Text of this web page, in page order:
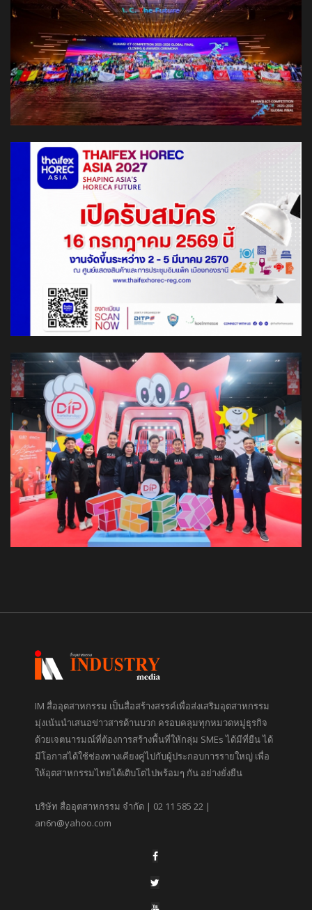
IM สื่ออุตสาหกรรม เป็นสื่อสร้างสรรค์เพื่อส่งเสริมอุตสาหกรรม
มุ่งเน้นนำเสนอข่าวสารด้านบวก ครอบคลุมทุกหมวดหมู่ธุรกิจ
ด้วยเจตนารมณ์ที่ต้องการสร้างพื้นที่ให้กลุ่ม SMEs ได้มีที่ยืน ได้
มีโอกาสได้ใช้ช่องทางเคียงคู่ไปกับผู้ประกอบการรายใหญ่ เพื่อ
ให้อุตสาหกรรมไทยได้เติบโตไปพร้อมๆ กัน อย่างยั่งยืน
บริษัท สื่ออุตสาหกรรม จำกัด | 02 11 585 22 |
an6n@yahoo.com